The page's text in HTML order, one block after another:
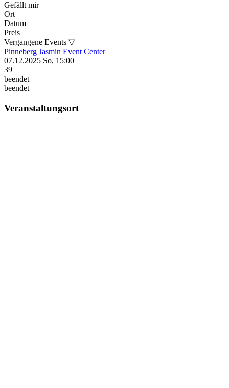
Gefällt mir
Ort
Datum
Preis
Vergangene Events ▽
Pinneberg Jasmin Event Center
07.12.2025 So, 15:00
39
beendet
beendet
Veranstaltungsort